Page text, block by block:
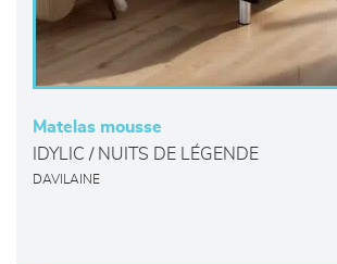
Matelas mousse
IDYLIC / NUITS DE LÉGENDE
DAVILAINE